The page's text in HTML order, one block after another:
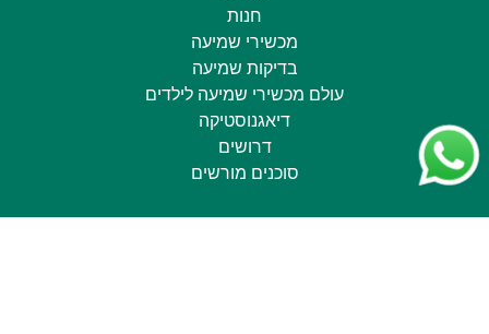
חנות
מכשירי שמיעה
בדיקות שמיעה
עולם מכשירי שמיעה לילדים
דיאגנוסטיקה
דרושים
סוכנים מורשים